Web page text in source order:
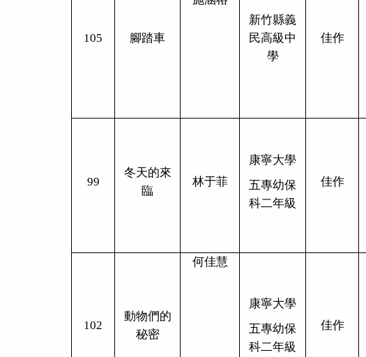
105 腳踏車
新竹縣義
民高級中
學
佳作
99
冬天的來
臨
林于菲
康寧大學
五專幼保
科二年級
佳作
102
動物們的
秘密
何佳慧
康寧大學
五專幼保
科二年級
佳作